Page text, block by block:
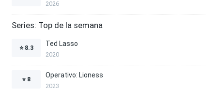
2026
Series: Top de la semana
⭐ 8.3
Ted Lasso
2020
⭐ 8
Operativo: Lioness
2023